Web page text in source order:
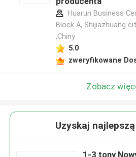
Huarun Business
Block A, Shijiazhuang
,Chiny
5.0
zweryfikowane
Zobacz
Uzyskaj
1-3 tony